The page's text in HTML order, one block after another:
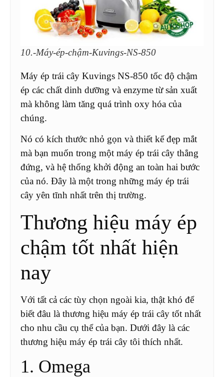
10.-Máy-ép-chậm-Kuvings-NS-850
Máy ép trái cây Kuvings NS-850 tốc độ chậm
ép các chất dinh dưỡng và enzyme từ sản xuất
mà không làm tăng quá trình oxy hóa của
chúng.
Nó có kích thước nhỏ gọn và thiết kế đẹp mắt
mà bạn muốn trong một máy ép trái cây thẳng
đứng, và hệ thống khởi động an toàn hai bước
của nó. Đây là một trong những máy ép trái
cây yên tĩnh nhất trên thị trường.
Thương hiệu máy ép
chậm tốt nhất hiện
nay
Với tất cả các tùy chọn ngoài kia, thật khó để
biết đâu là thương hiệu máy ép trái cây tốt nhất
cho nhu cầu cụ thể của bạn. Dưới đây là các
thương hiệu máy ép trái cây tôi thích nhất.
1. Omega